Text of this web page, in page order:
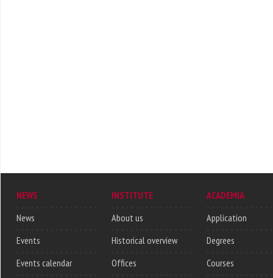
NEWS
News
Events
Events calendar
INSTITUTE
About us
Historical overview
Offices
ACADEMIA
Application
Degrees
Courses